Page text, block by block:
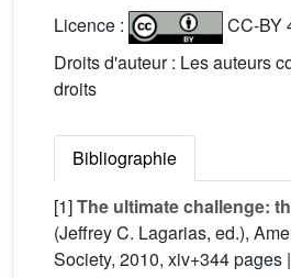
Licence :
CC-BY
Droits d'auteur : Les auteurs
droits
Bibliographie
[1]The ultimate challenge:
(Jeffrey C. Lagarias, ed.),
Society, 2010, xiv+344 pages |